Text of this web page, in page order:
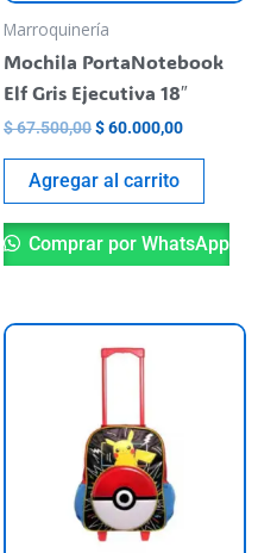
Marroquinería
Mochila PortaNotebook
Elf Gris Ejecutiva 18″
$67.500,00$60.000,00
Agregar al carrito
Comprar por WhatsApp